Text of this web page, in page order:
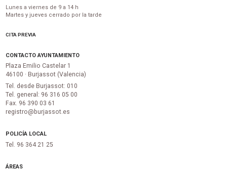
Lunes a viernes de 9 a 14 h
Martes y jueves cerrado por la tarde
CITA PREVIA
CONTACTO AYUNTAMIENTO
Plaza Emilio Castelar 1
46100 · Burjassot (Valencia)
Tel. desde Burjassot: 010
Tel. general: 96 316 05 00
Fax. 96 390 03 61
registro@burjassot.es
POLICÍA LOCAL
Tel. 96 364 21 25
ÁREAS